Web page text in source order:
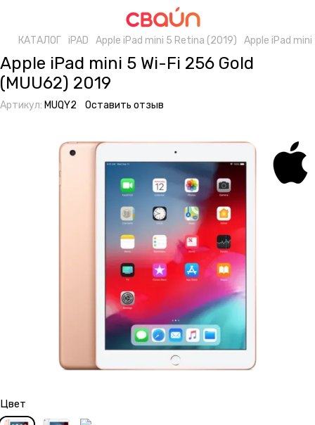
КАТАЛОГ iPAD Apple iPad mini 5 Retina (2019) Apple iPad
Apple iPad mini 5 Wi-Fi 256 Gold
(MUU62) 2019
Артикул: MUQY2 Оставить отзыв
Цвет